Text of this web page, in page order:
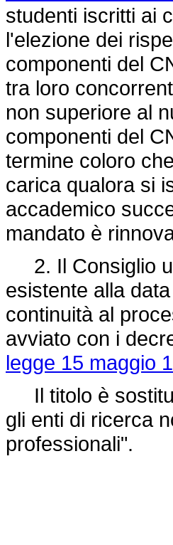
studenti iscritti ai
l'elezione dei
componenti del
tra loro
non superiore al
componenti del
termine coloro
carica qualora si
accademico
mandato è
2. Il Consiglio
esistente alla
continuità al
avviato con i
legge 15 maggio
Il titolo è
gli enti di ricerca
professionali".